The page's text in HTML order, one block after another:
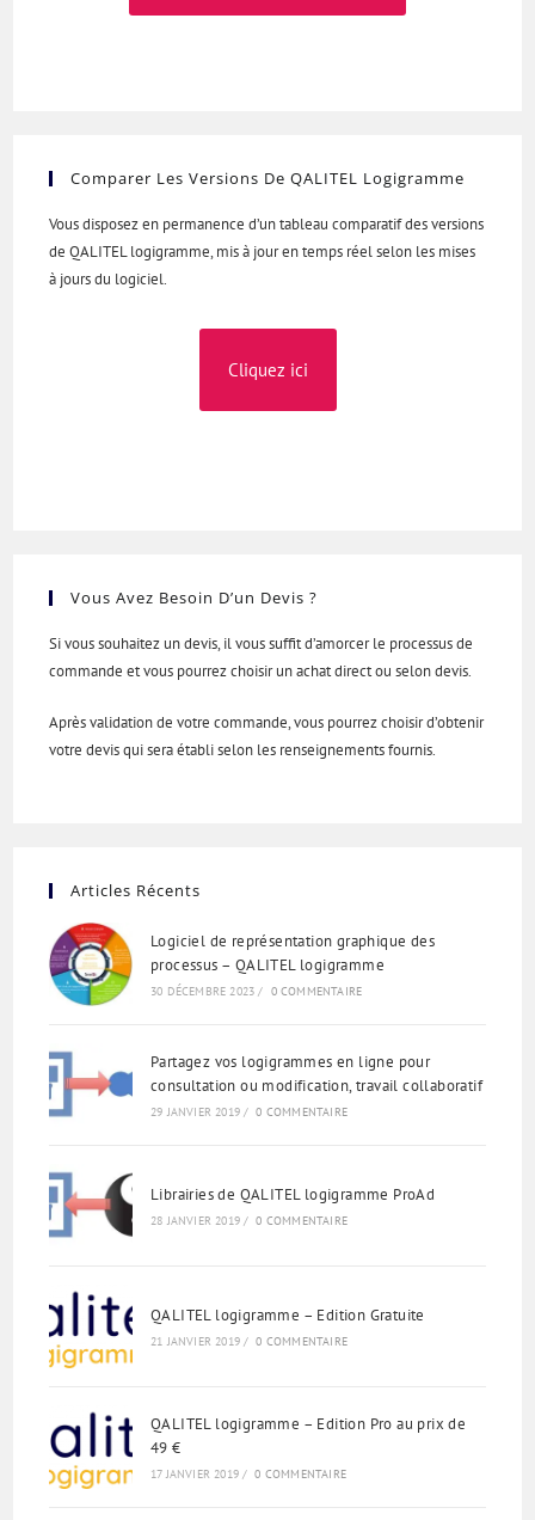
Comparer Les Versions De QALITEL Logigramme
Vous disposez en permanence d’un tableau comparatif des versions
de QALITEL logigramme, mis à jour en temps réel selon les mises
à jours du logiciel.
Cliquez ici
Vous Avez Besoin D’un Devis ?
Si vous souhaitez un devis, il vous suffit d’amorcer le processus de
commande et vous pourrez choisir un achat direct ou selon devis.
Après validation de votre commande, vous pourrez choisir d’obtenir
votre devis qui sera établi selon les renseignements fournis.
Articles Récents
Logiciel de représentation graphique des
processus – QALITEL logigramme
30 DÉCEMBRE 2023 / 0 COMMENTAIRE
Partagez vos logigrammes en ligne pour
consultation ou modification, travail collaboratif
29 JANVIER 2019 / 0 COMMENTAIRE
Librairies de QALITEL logigramme ProAd
28 JANVIER 2019 / 0 COMMENTAIRE
QALITEL logigramme – Edition Gratuite
21 JANVIER 2019 / 0 COMMENTAIRE
QALITEL logigramme – Edition Pro au prix de
49 €
17 JANVIER 2019 / 0 COMMENTAIRE
العربية (السعودية)
العربية (الإمارات)
Français du Canada
Français de Belgique
Te reo Māori
Reo Tahiti